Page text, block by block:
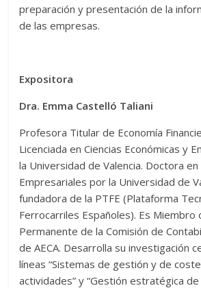
preparación y presentación de la
de las empresas.
Expositora
Dra. Emma Castelló Taliani
Profesora Titular de Economía
Licenciada en Ciencias Económicas y
la Universidad de Valencia. Doctora en
Empresariales por la Universidad de
fundadora de la PTFE (Plataforma
Ferrocarriles Españoles). Es Miembro
Permanente de la Comisión de
de AECA. Desarrolla su investigación
líneas “Sistemas de gestión y de
actividades” y “Gestión estratégica de